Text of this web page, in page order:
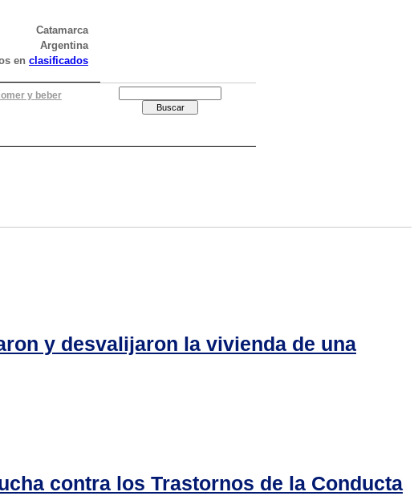
Catamarca
Argentina
en clasificados
y beber
y desvalijaron la vivienda de una
contra los Trastornos de la Conducta